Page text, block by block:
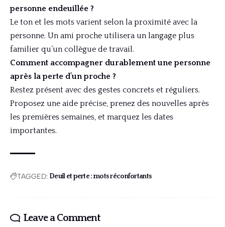
personne endeuillée ?
Le ton et les mots varient selon la proximité avec la
personne. Un ami proche utilisera un langage plus
familier qu’un collègue de travail.
Comment accompagner durablement une personne
après la perte d’un proche ?
Restez présent avec des gestes concrets et réguliers.
Proposez une aide précise, prenez des nouvelles après
les premières semaines, et marquez les dates
importantes.
TAGGED:Deuil et perte : mots réconfortants
Leave a Comment